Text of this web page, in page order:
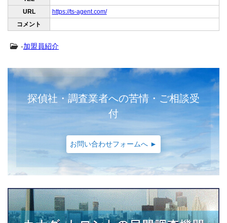
URL
https://ts-agent.com/
コメント
-加盟員紹介
探偵社・調査業者への苦情・ご相談受
付
お問い合わせフォームへ ►